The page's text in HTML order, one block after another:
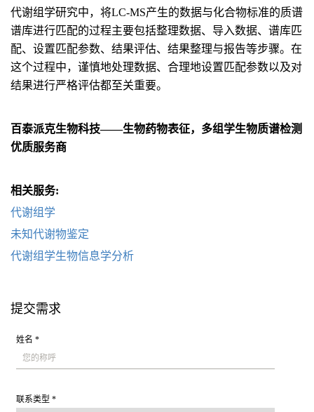
代谢组学研究中，将LC-MS产生的数据与化合物标准的质谱
谱库进行匹配的过程主要包括整理数据、导入数据、谱库匹
配、设置匹配参数、结果评估、结果整理与报告等步骤。在
这个过程中，谨慎地处理数据、合理地设置匹配参数以及对
结果进行严格评估都至关重要。
百泰派克生物科技——生物药物表征，多组学生物质谱检测
优质服务商
相关服务:
代谢组学
未知代谢物鉴定
代谢组学生物信息学分析
提交需求
姓名 *
联系类型 *